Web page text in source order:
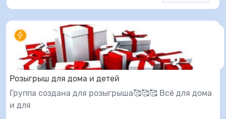
Розыгрыш для дома и детей
Группа создана для розыгрыша🥰🥰🥰 Всё для дома
и для